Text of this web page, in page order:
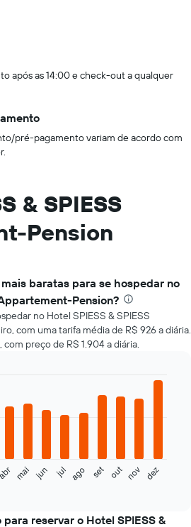
após as 14:00 e check-out a qualquer
pré-pagamento variam de acordo com
& SPIESS
Pension
baratas para se hospedar no
Pension?
no Hotel SPIESS & SPIESS
com uma tarifa média de R$ 926 a diária.
preço de R$ 1.904 a diária.
abr mai jun jul ago set out nov dez
reservar o Hotel SPIESS &